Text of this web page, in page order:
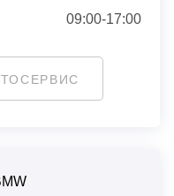
09:00-17:00